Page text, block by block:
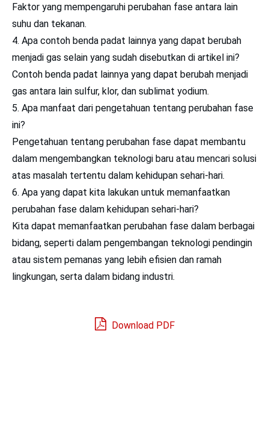
Faktor yang mempengaruhi perubahan fase antara lain
suhu dan tekanan.
Apa contoh benda padat lainnya yang dapat berubah
menjadi gas selain yang sudah disebutkan di artikel ini?
Contoh benda padat lainnya yang dapat berubah menjadi
gas antara lain sulfur, klor, dan sublimat yodium.
Apa manfaat dari pengetahuan tentang perubahan fase
ini?
Pengetahuan tentang perubahan fase dapat membantu
dalam mengembangkan teknologi baru atau mencari solusi
atas masalah tertentu dalam kehidupan sehari-hari.
Apa yang dapat kita lakukan untuk memanfaatkan
perubahan fase dalam kehidupan sehari-hari?
Kita dapat memanfaatkan perubahan fase dalam berbagai
bidang, seperti dalam pengembangan teknologi pendingin
atau sistem pemanas yang lebih efisien dan ramah
lingkungan, serta dalam bidang industri.
Download PDF